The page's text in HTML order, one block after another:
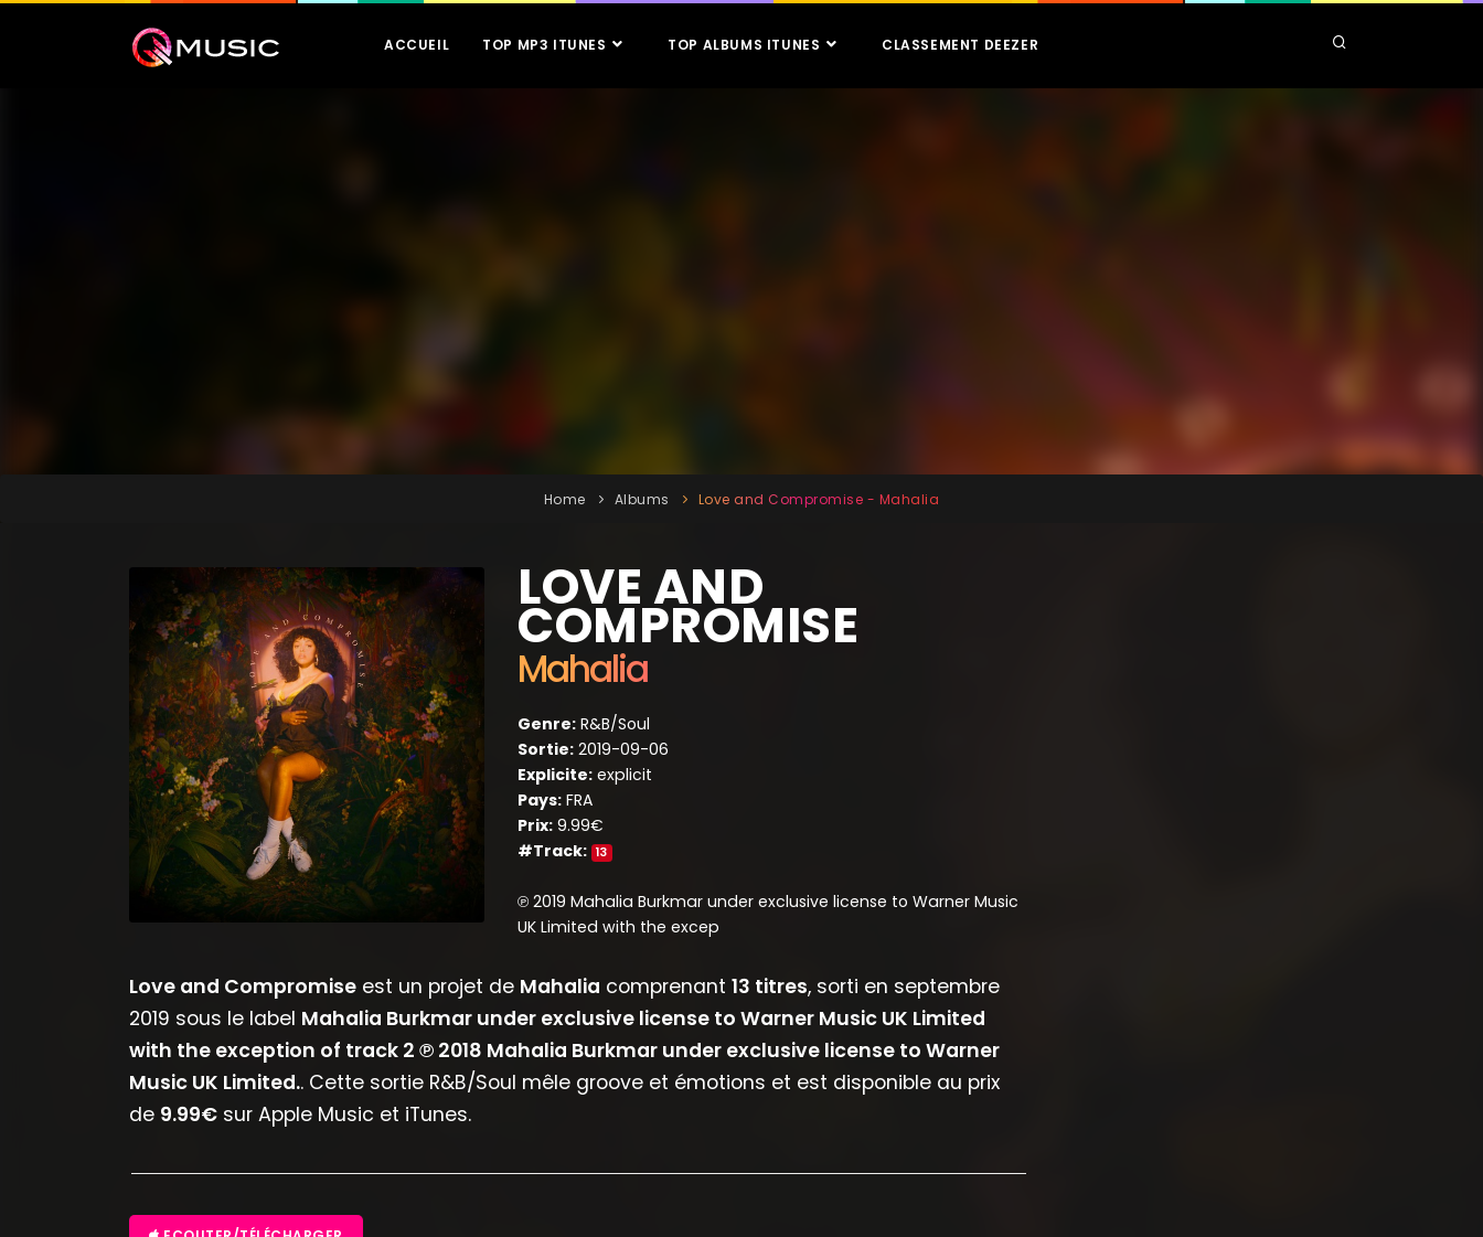
ACCUEIL TOP MP3 ITUNES TOP ALBUMS ITUNES CLASSEMENT DEEZER
Home Albums Love and Compromise - Mahalia
LOVE AND
COMPROMISE
Mahalia
Genre: R&B/Soul
Sortie: 2019-09-06
Explicite: explicit
Pays: FRA
Prix: 9.99€
#Track: 13
℗ 2019 Mahalia Burkmar under exclusive license to Warner Music
UK Limited with the excep
Love and Compromise est un projet de Mahalia comprenant 13 titres, sorti en septembre
2019 sous le label Mahalia Burkmar under exclusive license to Warner Music UK Limited
with the exception of track 2 ℗ 2018 Mahalia Burkmar under exclusive license to Warner
Music UK Limited.. Cette sortie R&B/Soul mêle groove et émotions et est disponible au prix
de 9.99€ sur Apple Music et iTunes.